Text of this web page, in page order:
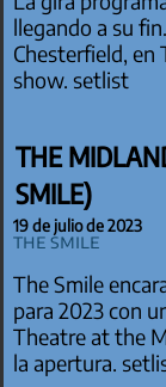
llegando a su
Chesterfield, en
show. setlist
THE
SMILE)
19 de julio de 2023
The Smile
The Smile
para 2023 con
Theatre at the
la apertura.